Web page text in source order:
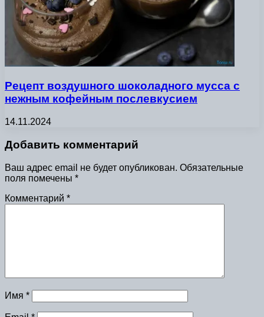
Рецепт воздушного шоколадного мусса с
нежным кофейным послевкусием
14.11.2024
Добавить комментарий
Ваш адрес email не будет опубликован. Обязательные
поля помечены *
Комментарий *
Имя *